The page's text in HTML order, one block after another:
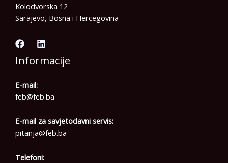
Kolodvorska 12
Sarajevo, Bosna i Hercegovina
Informacije
E-mail:
feb@feb.ba
E-mail za savjetodavni servis:
pitanja@feb.ba
Telefoni: